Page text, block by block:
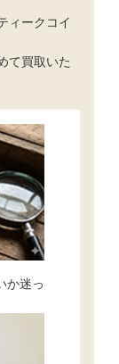
ィークコイ
て買取いた
か迷っ